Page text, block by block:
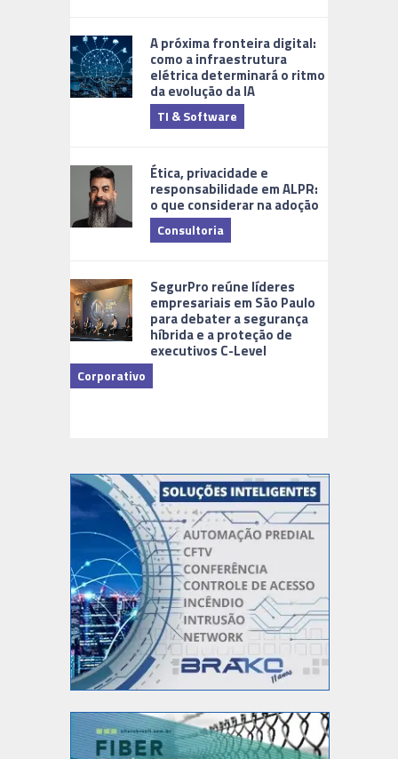
A próxima fronteira digital:
como a infraestrutura
elétrica determinará o ritmo
da evolução da IA
TI & Software
Ética, privacidade e
responsabilidade em ALPR:
o que considerar na adoção
Consultoria
SegurPro reúne líderes
empresariais em São Paulo
para debater a segurança
híbrida e a proteção de
executivos C-Level
Corporativo